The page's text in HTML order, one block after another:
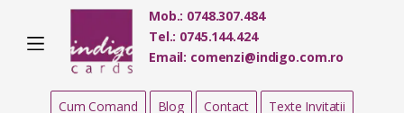
navigation
content
Mob.: 0748.307.484
Tel.: 0745.144.424
Email: comenzi@indigo.com.ro
Cum Comand Blog Contact Texte Invitatii